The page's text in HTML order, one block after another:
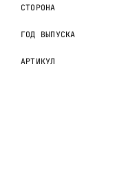
СТОРОНА
ГОД ВЫПУСКА
АРТИКУЛ